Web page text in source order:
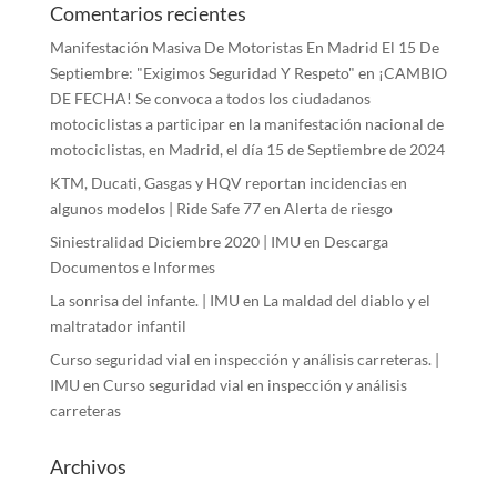
Comentarios recientes
Manifestación Masiva De Motoristas En Madrid El 15 De
Septiembre: "Exigimos Seguridad Y Respeto" en ¡CAMBIO
DE FECHA! Se convoca a todos los ciudadanos
motociclistas a participar en la manifestación nacional de
motociclistas, en Madrid, el día 15 de Septiembre de 2024
KTM, Ducati, Gasgas y HQV reportan incidencias en
algunos modelos | Ride Safe 77en Alerta de riesgo
Siniestralidad Diciembre 2020 | IMU en Descarga
Documentos e Informes
La sonrisa del infante. | IMU en La maldad del diablo y el
maltratador infantil
Curso seguridad vial en inspección y análisis carreteras. |
IMU en Curso seguridad vial en inspección y análisis
carreteras
Archivos